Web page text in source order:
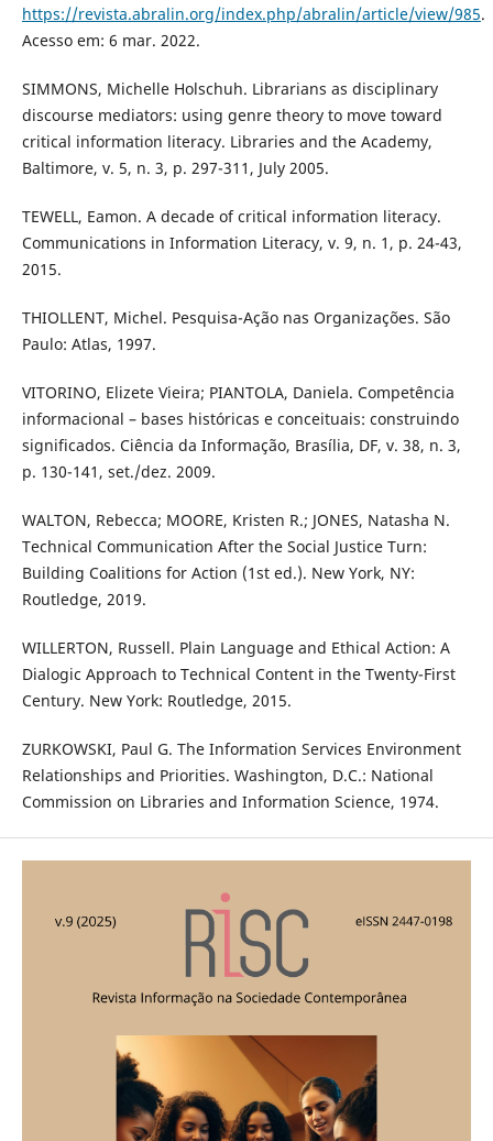
https://revista.abralin.org/index.php/abralin/article/view/985.
Acesso em: 6 mar. 2022.
SIMMONS, Michelle Holschuh. Librarians as disciplinary
discourse mediators: using genre theory to move toward
critical information literacy. Libraries and the Academy,
Baltimore, v. 5, n. 3, p. 297-311, July 2005.
TEWELL, Eamon. A decade of critical information literacy.
Communications in Information Literacy, v. 9, n. 1, p. 24-43,
2015.
THIOLLENT, Michel. Pesquisa-Ação nas Organizações. São
Paulo: Atlas, 1997.
VITORINO, Elizete Vieira; PIANTOLA, Daniela. Competência
informacional – bases históricas e conceituais: construindo
significados. Ciência da Informação, Brasília, DF, v. 38, n. 3,
p. 130-141, set./dez. 2009.
WALTON, Rebecca; MOORE, Kristen R.; JONES, Natasha N.
Technical Communication After the Social Justice Turn:
Building Coalitions for Action (1st ed.). New York, NY:
Routledge, 2019.
WILLERTON, Russell. Plain Language and Ethical Action: A
Dialogic Approach to Technical Content in the Twenty-First
Century. New York: Routledge, 2015.
ZURKOWSKI, Paul G. The Information Services Environment
Relationships and Priorities. Washington, D.C.: National
Commission on Libraries and Information Science, 1974.